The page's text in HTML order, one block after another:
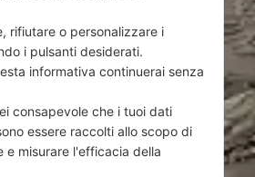
da Google reCAPTCHA
eTerms of Service
rifiutare o personalizzare i
i pulsanti desiderati.
informativa continuerai senza
consapevole che i tuoi dati
essere raccolti allo scopo di
e misurare l'efficacia della